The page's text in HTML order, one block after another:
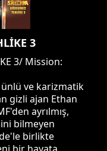
3
3/ Mission:
ve karizmatik
gizli ajan Ethan
ayrılmış,
bilmeyen
birlikte